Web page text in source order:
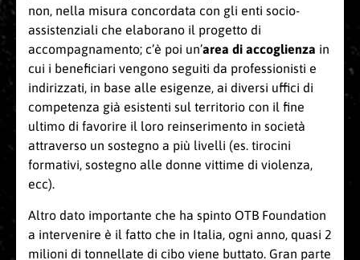
non, nella misura concordata con gli enti socio-
assistenziali che elaborano il progetto di
accompagnamento; c’è poi un’area di accoglienza in
cui i beneficiari vengono seguiti da professionisti e
indirizzati, in base alle esigenze, ai diversi uffici di
competenza già esistenti sul territorio con il fine
ultimo di favorire il loro reinserimento in società
attraverso un sostegno a più livelli (es. tirocini
formativi, sostegno alle donne vittime di violenza,
ecc).
Altro dato importante che ha spinto OTB Foundation
a intervenire è il fatto che in Italia, ogni anno, quasi 2
milioni di tonnellate di cibo viene buttato. Gran parte